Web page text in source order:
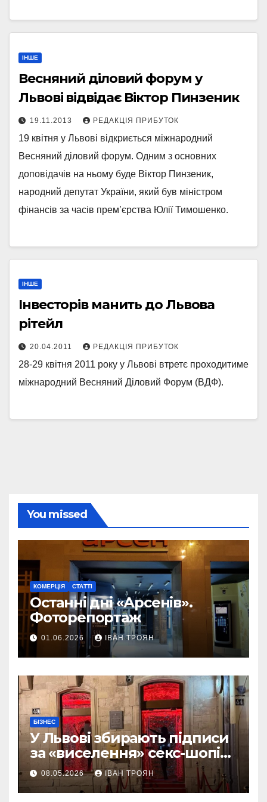
ІНШЕ
Весняний діловий форум у
Львові відвідає Віктор Пинзеник
19.11.2013 РЕДАКЦІЯ ПРИБУТОК
19 квітня у Львові відкриється міжнародний
Весняний діловий форум. Одним з основних
доповідачів на ньому буде Віктор Пинзеник,
народний депутат України, який був міністром
фінансів за часів прем’єрства Юлії Тимошенко.
ІНШЕ
Інвесторів манить до Львова
рітейл
20.04.2011 РЕДАКЦІЯ ПРИБУТОК
28-29 квітня 2011 року у Львові втретє проходитиме
міжнародний Весняний Діловий Форум (ВДФ).
You missed
КОМЕРЦІЯ СТАТТІ
Останні дні «Арсенів».
Фоторепортаж
01.06.2026 ІВАН ТРОЯН
БІЗНЕС
У Львові збирають підписи
за «виселення» секс-шопів
із центру міста
08.05.2026 ІВАН ТРОЯН